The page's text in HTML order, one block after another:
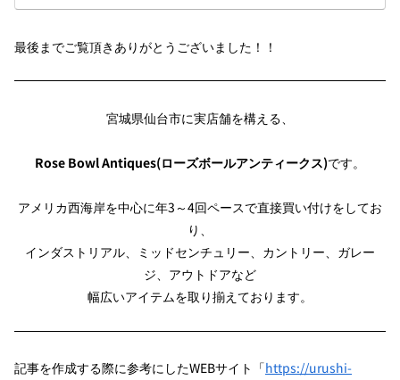
最後までご覧頂きありがとうございました！！
宮城県仙台市に実店舗を構える、
Rose Bowl Antiques(ローズボールアンティークス)です。
アメリカ西海岸を中心に年3～4回ペースで直接買い付けをしてお
り、
インダストリアル、ミッドセンチュリー、カントリー、ガレー
ジ、アウトドアなど
幅広いアイテムを取り揃えております。
記事を作成する際に参考にしたWEBサイト「https://urushi-